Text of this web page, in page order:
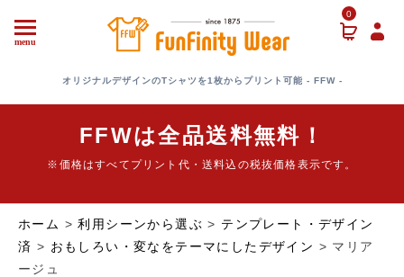
menu
0
オリジナルデザインのTシャツを1枚からプリント可能 - FFW -
FFWは全品送料無料！
※価格はすべてプリント代・送料込の税抜価格表示です。
ホーム >利用シーンから選ぶ > テンプレート・デザイン
済 > おもしろい・変なをテーマにしたデザイン > マリア
ージュ